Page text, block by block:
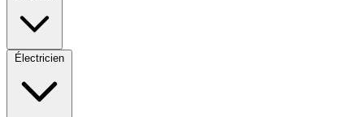
Électricien